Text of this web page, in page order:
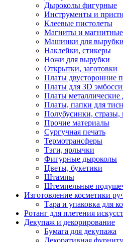
Дыроколы фигурные
Инструменты и
Клеевые пистолеты
Магниты и
Машинки для
Наклейки, стикеры
Ножи для вырубки
Открытки, заготовки
Платы двусторонние
Платы для 3D
Платы металлические
Платы, папки для
Полубусинки,
Прочие материалы
Сургучная печать
Термотрансферы
Тэги, ярлычки
Фигурные дыроколы
Цветы, букетики
Штампы
Штемпельные
Изготовление косметики
Тара и упаковка для
Ротанг для плетения
Декупаж и декорирование
Бумага для декупажа
Декоративная